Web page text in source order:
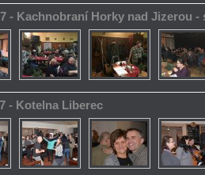
- Kachnobraní Horky nad Jizerou -
- Kotelna Liberec